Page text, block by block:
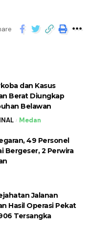
dan Kasus
Berat Diungkap
Belawan
Medan
49 Personel
Bergeser, 2 Perwira
Jalanan
Hasil Operasi Pekat
Tersangka